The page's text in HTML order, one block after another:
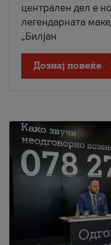
централен дел е
легендарната
„Билјан
Дознај повеќе